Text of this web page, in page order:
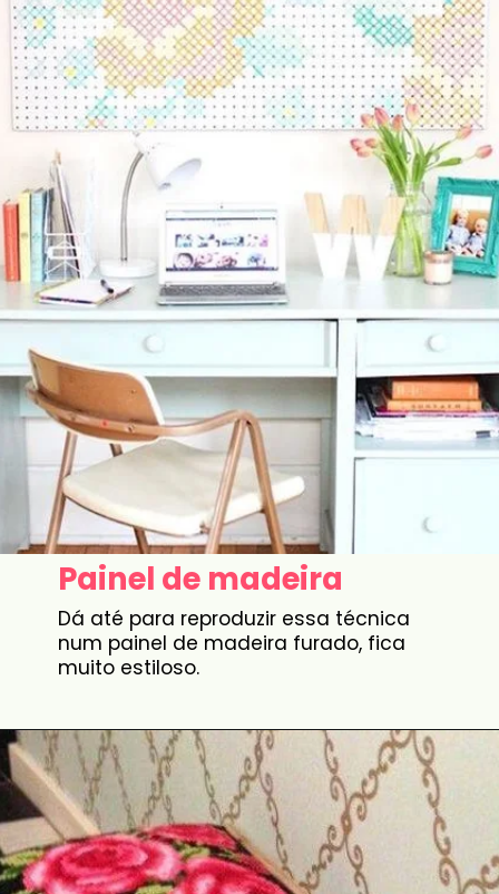
Painel de madeira
Dá até para reproduzir essa técnica
num painel de madeira furado, fica
muito estiloso.